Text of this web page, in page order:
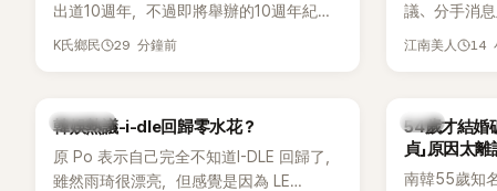
出道10週年，不過即將舉辦的10週年紀念
Meet & Greet活動，依舊無法看到四人合
絲熱議。
K氏鄉民 29 分鐘前
議、分手消
睽違3個月更
音樂，意外
江南美人 14
熱議討論
韓娛熱議-i-dle回歸零水花？
原 Po 表示自己完全不知道I-DLE 回歸了，
雖然雨琦很漂亮，但感覺是因為 LE
韓星
54歲才結婚
貞」原因太
南韓55歲知